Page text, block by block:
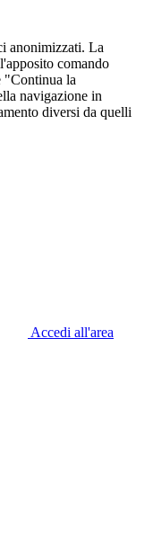
anonimizzati. La
comando
"Continua la
navigazione in
diversi da quelli
Accedi all'area